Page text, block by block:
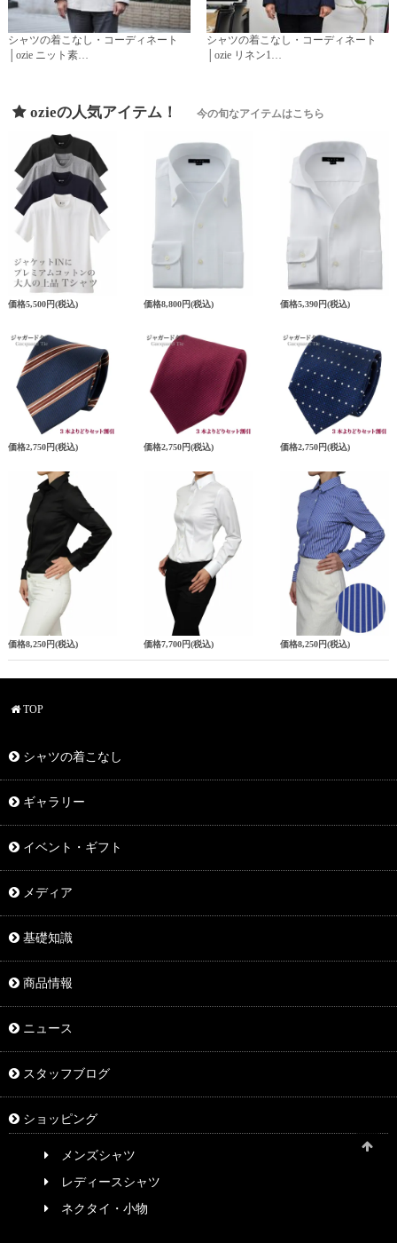
シャツの着こなし・コーディネート
│ozie ニット素…
シャツの着こなし・コーディネート
│ozie リネン1…
ozieの人気アイテム！ 今の旬なアイテムはこちら
価格5,500円(税込) 価格8,800円(税込) 価格5,390円(税込)
価格2,750円(税込) 価格2,750円(税込) 価格2,750円(税込)
価格8,250円(税込) 価格7,700円(税込) 価格8,250円(税込)
TOP
シャツの着こなし
ギャラリー
イベント・ギフト
メディア
基礎知識
商品情報
ニュース
スタッフブログ
ショッピング
メンズシャツ
レディースシャツ
ネクタイ・小物